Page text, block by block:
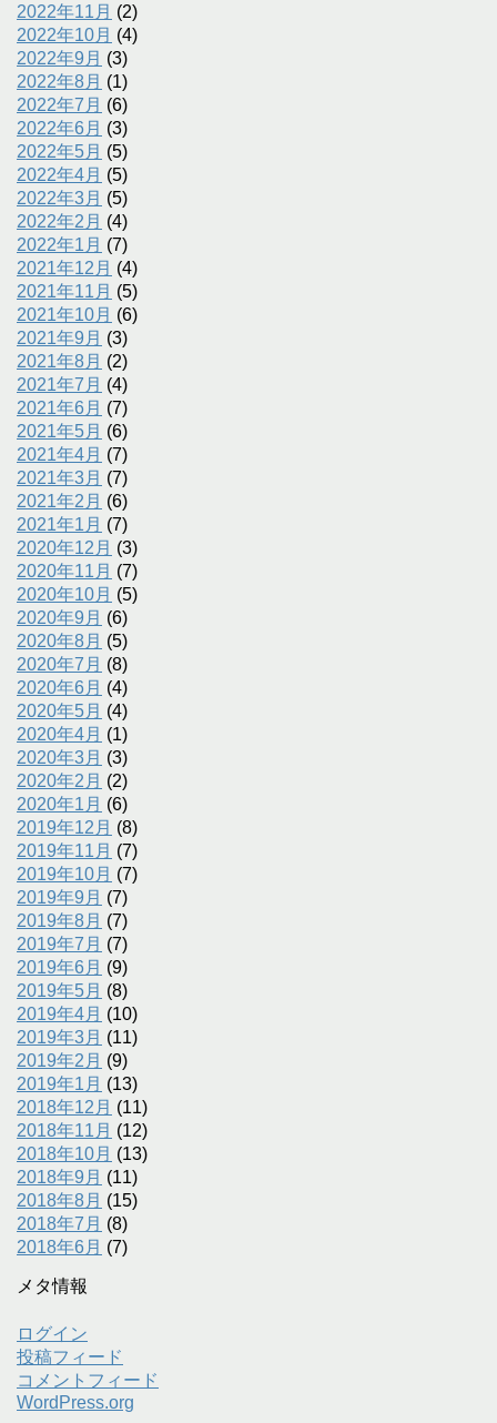
2022年11月 (2)
2022年10月 (4)
2022年9月 (3)
2022年8月 (1)
2022年7月 (6)
2022年6月 (3)
2022年5月 (5)
2022年4月 (5)
2022年3月 (5)
2022年2月 (4)
2022年1月 (7)
2021年12月 (4)
2021年11月 (5)
2021年10月 (6)
2021年9月 (3)
2021年8月 (2)
2021年7月 (4)
2021年6月 (7)
2021年5月 (6)
2021年4月 (7)
2021年3月 (7)
2021年2月 (6)
2021年1月 (7)
2020年12月 (3)
2020年11月 (7)
2020年10月 (5)
2020年9月 (6)
2020年8月 (5)
2020年7月 (8)
2020年6月 (4)
2020年5月 (4)
2020年4月 (1)
2020年3月 (3)
2020年2月 (2)
2020年1月 (6)
2019年12月 (8)
2019年11月 (7)
2019年10月 (7)
2019年9月 (7)
2019年8月 (7)
2019年7月 (7)
2019年6月 (9)
2019年5月 (8)
2019年4月 (10)
2019年3月 (11)
2019年2月 (9)
2019年1月 (13)
2018年12月 (11)
2018年11月 (12)
2018年10月 (13)
2018年9月 (11)
2018年8月 (15)
2018年7月 (8)
2018年6月 (7)
メタ情報
ログイン
投稿フィード
コメントフィード
WordPress.org